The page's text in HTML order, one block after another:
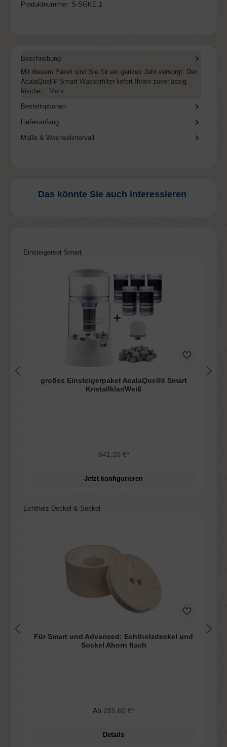
Produktnummer: S-SGKE.1
Beschreibung
Mit diesem Paket sind Sie für ein ganzes Jahr versorgt. Der
AcalaQuell® Smart Wasserfilter liefert Ihnen zuverlässig
frische… Mehr
Bestelloptionen
Lieferumfang
Maße & Wechselintervall
Das könnte Sie auch interessieren
Produktgalerie überspringen
Einsteigerset Smart
großes Einsteigerpaket AcalaQuell® Smart
Kristallklar/Weiß
641,20 €*
Jetzt konfigurieren
Produktgalerie überspringen
Echtholz Deckel & Sockel
Für Smart und Advanced: Echtholzdeckel und
Sockel Ahorn flach
Ab 285,60 €*
Details